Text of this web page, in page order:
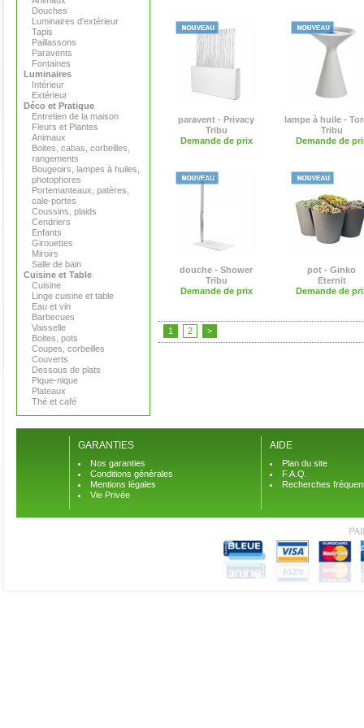
Douches
Luminaires d'extérieur
Tapis
Paillassons
Paravents
Fontaines
Luminaires
Intérieur
Extérieur
Déco et Pratique
Entretien de la maison
Fleurs et Plantes
Animaux
Boites, cabas, corbeilles,
rangements
Bougeoirs, lampes à huiles,
photophores
Portemanteaux, patères,
cale-portes
Coussins, plaids
Cendriers
Enfants
Girouettes
Miroirs
Salle de bain
Cuisine et Table
Cuisine
Linge cuisine et table
Eau et vin
Barbecues
Vaisselle
Boites, pots
Coupes, corbeilles
Couverts
Dessous de plats
Pique-nique
Plateaux
Thé et café
paravent - Privacy
Tribu
Demande de prix
lampe à huile -
Tribu
Demande de
douche - Shower
Tribu
Demande de prix
pot - Ginko
Eternit
Demande de
1 2 >
GARANTIES
Nos garanties
Conditions générales
Mentions légales
Vie Privée
AIDE
Plan du site
F.A.Q.
Recherches